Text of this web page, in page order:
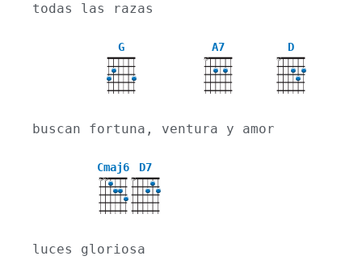
todas las razas
G A7
X
D
X
buscan fortuna, ventura y amor
Cmaj6
XX
D7
X
luces gloriosa